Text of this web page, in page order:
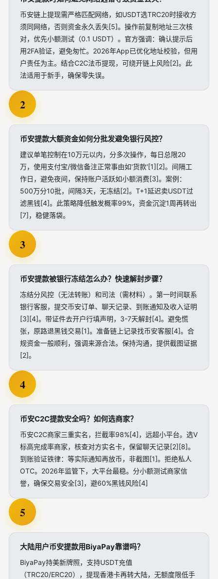
币安链上提现需严格匹配网络，如USDT选TRC20时接收方
须同网络，否则资金永久丢失[5]。操作前复制地址三次核
对，优先小额测试（0.1 USDT）。官方强调：确认提示后
用2FA验证，避免匆忙。2026年App已优化地址校验，但用
户责任为主。结合C2C法币提现，可绕开链上风险[2]。此
法适用于新手，确保零失误。
2
币安提款大额资金如何分批发避免银行风控？
建议单笔控制在10万元以内，分多次操作，每日总限20
万，使用支付宝/微信备注正常事由如'货款'[1][2]。间隔工
作日，避免夜间，保持账户活跃如小额消费[3]。案例：
500万分10批，间隔3天，无冻结[2]。T+1延迟卖USDT过
滤黑钱[4]。此策略降低触发概率99%，资金沉淀1周再转出
[7]，稳健落袋。
3
币安提款被银行冻结怎么办？快速解封步骤？
冻结分风控（无法转账）和司法（需材料）。第一时间联系
银行客服，提交币安订单、聊天记录、到账通知及收入证明
[3][4]。带证件去开户行填声明，3-7天解封[4]。避免慌
张，原路退黑钱交易[1]。准备链上记录找币安客服[4]。合
规资金一般顺利，强调来源合法。保持沟通，提供截图证据
[2]。
4
币安C2C提款安全吗？如何选商家？
币安C2C商家三重实名，拦截率98%[4]，远超小平台。选V
标高完成率商家，核查对方实名卡，保留聊天记录[2][8]。
到账验证铁律：等实际通知再放币，非截图[1]。拒绝私人
OTC。2026年监管下，大平台最稳。分小额测试商家信
誉，确保交易安全[3]，避60%黑钱风险[4]
5
大陆用户币安提款用BiyaPay靠谱吗？
BiyaPay持美新牌照，支持USDT充值
（TRC20/ERC20），提现香港卡再转大陆，无额度限低手